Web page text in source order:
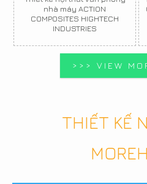
nhà máy ACTION
COMPOSITES HIGHTECH
INDUSTRIES
>>> VIEW
THIẾT KẾ